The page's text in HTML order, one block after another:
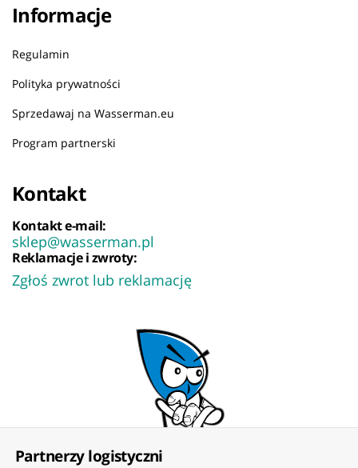
Informacje
Regulamin
Polityka prywatności
Sprzedawaj na Wasserman.eu
Program partnerski
Kontakt
Kontakt e-mail:
sklep@wasserman.pl
Reklamacje i zwroty:
Zgłoś zwrot lub reklamację
Partnerzy logistyczni